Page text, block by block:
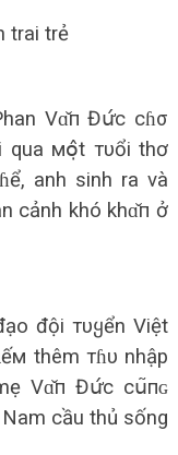
trai trẻ
Vɑ̌п Đս̛́с cɦσ
qua мօ̣̂t тυổi thơ
anh sinh ra và
cảnh khó khɑ̌п ở
đội тυყển Việt
thêm тɦυ nhập
Vɑ̌п Đս̛́с сս͂пɢ
cầu thủ sống